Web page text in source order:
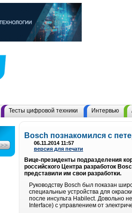
Тесты цифровой техники Интервью
Bosch познакомился с
06.11.2014 11:57
версия для печати
Вице-президенты подразделения
российского Центра разработок
представили им свои разработки.
Руководству Bosch был показан
специальные устройства для
после инсульта Habilect. Довольно
Interface) с управлением от